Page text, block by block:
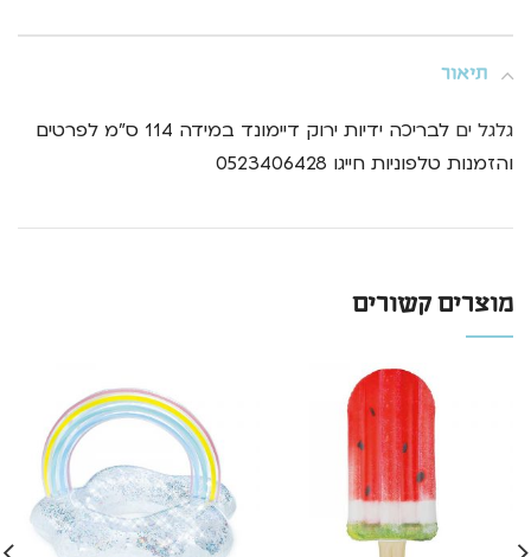
תיאור
גלגל ים
לבריכה ידיות ירוק דיימונד במידה 114 ס"מ לפרטים
והזמנות טלפוניות חייגו 0523406428
מוצרים קשורים